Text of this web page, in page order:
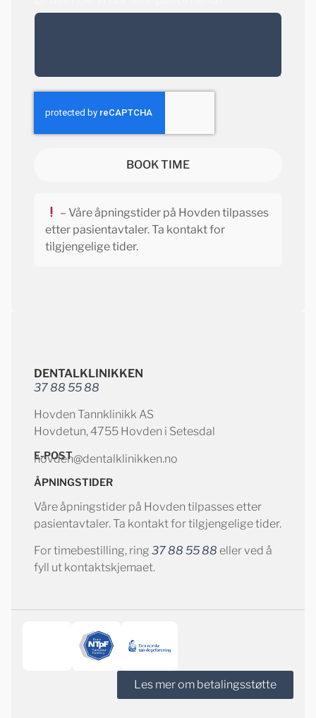
BOOK TIME
– Våre åpningstider på Hovden tilpasses
etter pasientavtaler. Ta kontakt for
tilgjengelige tider.
DENTALKLINIKKEN
37 88 55 88
Hovden Tannklinikk AS
Hovdetun, 4755 Hovden i Setesdal
E-POST
hovden@dentalklinikken.no
ÅPNINGSTIDER
Våre åpningstider på Hovden tilpasses etter
pasientavtaler. Ta kontakt for tilgjengelige tider.
For timebestilling, ring 37 88 55 88 eller ved å
fyll ut kontaktskjemaet.
Les mer om betalingsstøtte